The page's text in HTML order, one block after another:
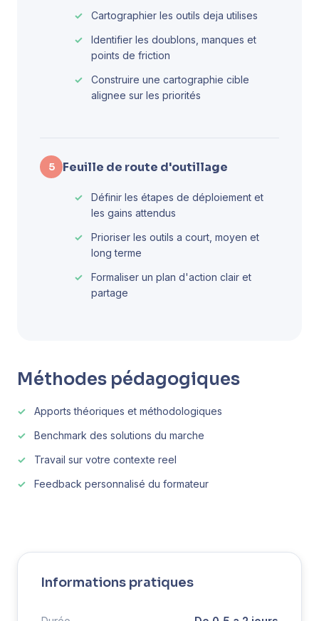
Cartographier les outils deja utilises
Identifier les doublons, manques et
points de friction
Construire une cartographie cible
alignee sur les priorités
5 Feuille de route d'outillage
Définir les étapes de déploiement et
les gains attendus
Prioriser les outils a court, moyen et
long terme
Formaliser un plan d'action clair et
partage
Méthodes pédagogiques
Apports théoriques et méthodologiques
Benchmark des solutions du marche
Travail sur votre contexte reel
Feedback personnalisé du formateur
Informations pratiques